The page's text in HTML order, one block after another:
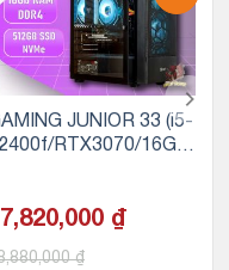
JUNIOR 33 (i5-
RTX3070/16GB
₫
₫